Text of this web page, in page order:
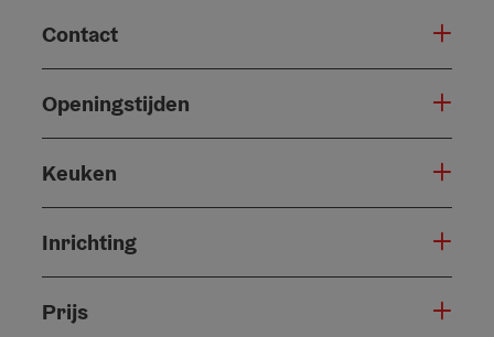
Contact
Openingstijden
Keuken
Inrichting
Prijs